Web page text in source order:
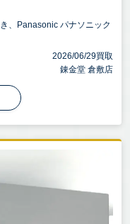
、Panasonic パナソニック
2026/06/29買取
錬金堂 倉敷店